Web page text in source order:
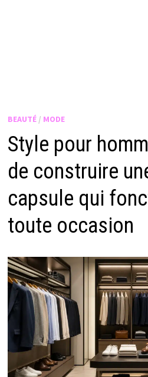
BEAUTÉ/ MODE
Style pour
de construire
capsule qui
toute occasion